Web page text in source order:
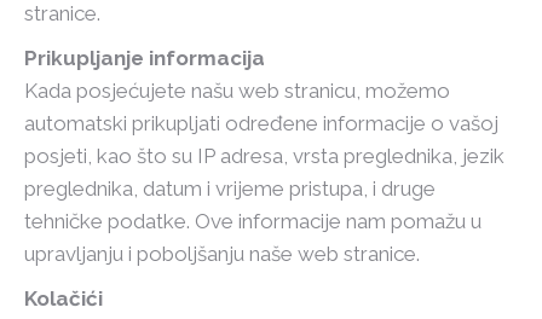
stranice.
Prikupljanje informacija
Kada posjećujete našu web stranicu, možemo
automatski prikupljati određene informacije o vašoj
posjeti, kao što su IP adresa, vrsta preglednika, jezik
preglednika, datum i vrijeme pristupa, i druge
tehničke podatke. Ove informacije nam pomažu u
upravljanju i poboljšanju naše web stranice.
Kolačići